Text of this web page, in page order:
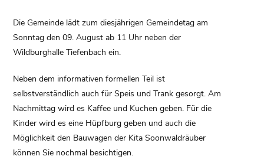
Die Gemeinde lädt zum diesjährigen Gemeindetag am
Sonntag den 09. August ab 11 Uhr neben der
Wildburghalle Tiefenbach ein.
Neben dem informativen formellen Teil ist
selbstverständlich auch für Speis und Trank gesorgt. Am
Nachmittag wird es Kaffee und Kuchen geben. Für die
Kinder wird es eine Hüpfburg geben und auch die
Möglichkeit den Bauwagen der Kita Soonwaldräuber
können Sie nochmal besichtigen.